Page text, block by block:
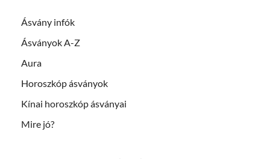
Ásvány infók
Ásványok A-Z
Aura
Horoszkóp ásványok
Kínai horoszkóp ásványai
Mire jó?